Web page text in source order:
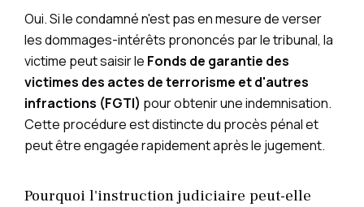
Oui. Si le condamné n'est pas en mesure de verser
les dommages-intérêts prononcés par le tribunal, la
victime peut saisir le Fonds de garantie des
victimes des actes de terrorisme et d'autres
infractions (FGTI) pour obtenir une indemnisation.
Cette procédure est distincte du procès pénal et
peut être engagée rapidement après le jugement.
Pourquoi l'instruction judiciaire peut-elle